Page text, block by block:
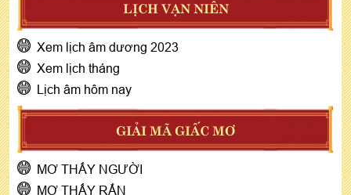
LỊCH VẠN NIÊN
Xem lịch âm dương 2023
Xem lịch tháng
Lịch âm hôm nay
GIẢI MÃ GIẤC MƠ
MƠ THẤY NGƯỜI
MƠ THẤY RẮN